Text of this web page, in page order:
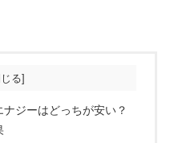
ナジーはどっちが安い？